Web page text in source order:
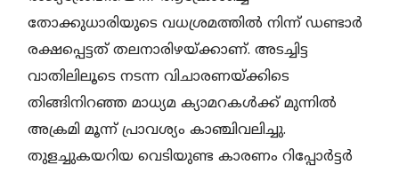
തോക്കുധാരിയുടെ വധശ്രമത്തിൽ നിന്ന് ഡണ്ടാർ
രക്ഷപ്പെട്ടത്‌ തലനാരിഴയ്‌ക്കാണ്‌. അടച്ചിട്ട
വാതിലിലൂടെ നടന്ന വിചാരണയ്ക്കിടെ
തിങ്ങിനിറഞ്ഞ മാധ്യമ ക്യാമറകൾക്ക് മുന്നിൽ
അക്രമി മൂന്ന്‌ പ്രാവശ്യം കാഞ്ചിവലിച്ചു.
തുളച്ചുകയറിയ വെടിയുണ്ട കാരണം റിപ്പോർട്ടർ